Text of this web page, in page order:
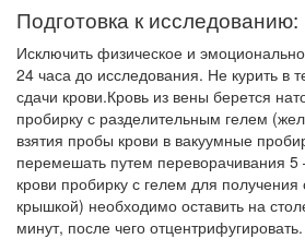
Подготовка к исследованию:
Исключить физическое и
24 часа до исследования. Не курить в
сдачи крови.Кровь из вены берется
пробирку с разделительным гелем
взятия пробы крови в вакуумные
перемешать путем переворачивания 5
крови пробирку с гелем для получения
крышкой) необходимо оставить на
минут, после чего отцентрифугировать.